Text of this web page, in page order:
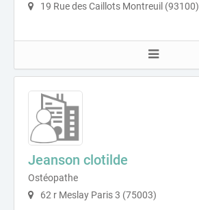
19 Rue des Caillots Montreuil (93100)
Jeanson clotilde
Ostéopathe
62 r Meslay Paris 3 (75003)